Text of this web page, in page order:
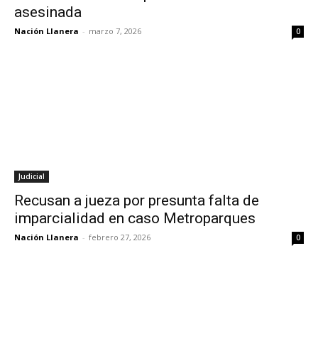
asesinada
Nación Llanera - marzo 7, 2026 0
Judicial
Recusan a jueza por presunta falta de
imparcialidad en caso Metroparques
Nación Llanera - febrero 27, 2026 0